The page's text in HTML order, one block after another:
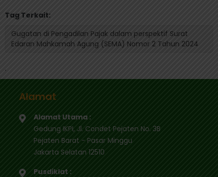
Tag Terkait:
Gugatan di Pengadilan Pajak dalam perspektif Surat
Edaran Mahkamah Agung (SEMA) Nomor 2 Tahun 2024
.
Alamat
Alamat Utama :
Gedung IKPI, Jl. Condet Pejaten No. 3B
Pejaten Barat - Pasar Minggu
Jakarta Selatan 12510
Pusdiklat :